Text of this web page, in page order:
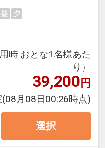
すっきり！
朝食付プラン」
「朝食付プラ
事条件】をお確か
進みください。
日～2026年9月
昼 夕
時 おとな1名様あた
り）
39,200円
(08月08日00:26時点)
選択